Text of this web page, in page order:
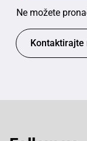
Ne možete
Kontaktirajte